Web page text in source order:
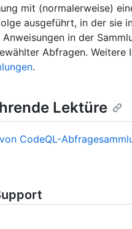
mit (normalerweise)
ausgeführt, in der sie
Anweisungen in der
Abfragen.
.
Lektüre
CodeQL-